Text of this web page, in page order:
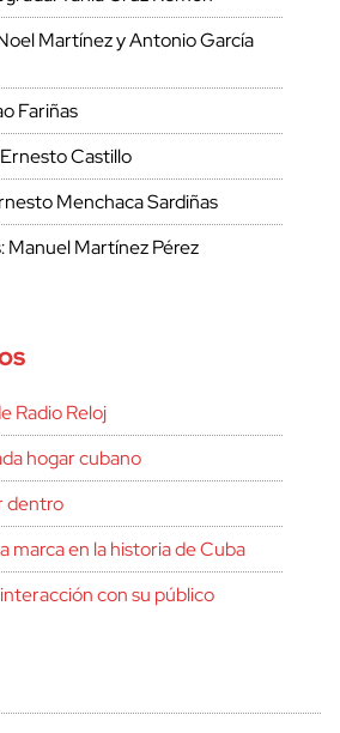
Martínez y Antonio García
Fariñas
Castillo
Menchaca Sardiñas
Manuel Martínez Pérez
Radio Reloj
hogar cubano
dentro
marca en la historia de Cuba
con su público